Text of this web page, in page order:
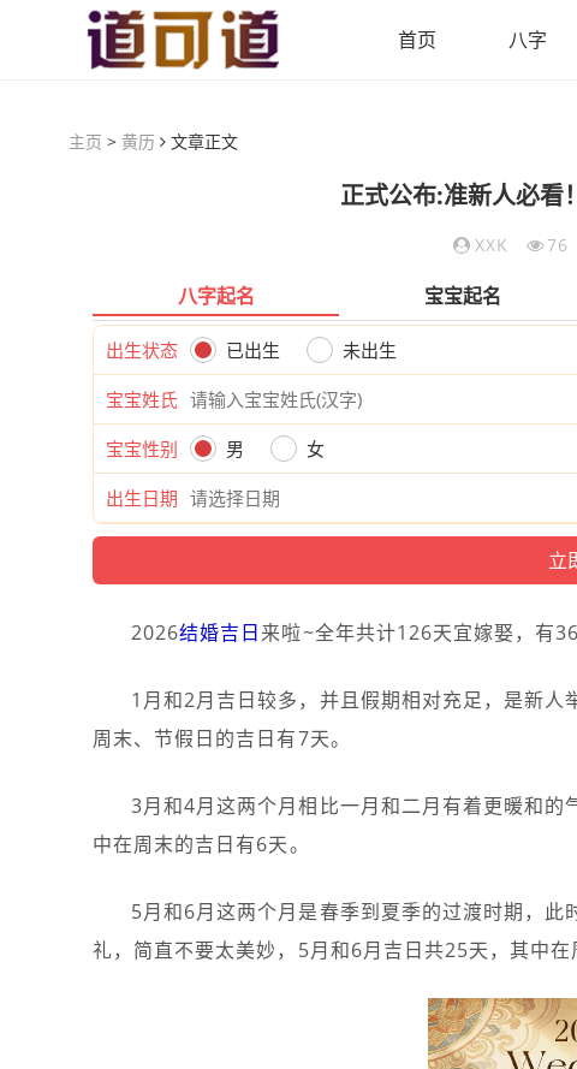
首页 八字
主页 > 黄历 文章正文
正式公布:准新人必看
XXK 76
八字起名 宝宝起名
出生状态 已出生 未出生
宝宝姓氏
宝宝性别 男 女
出生日期
2026结婚吉日来啦~全年共计126天宜嫁娶，有
1月和2月吉日较多，并且假期相对充足，是新
周末、节假日的吉日有7天。
3月和4月这两个月相比一月和二月有着更暖和
中在周末的吉日有6天。
5月和6月这两个月是春季到夏季的过渡时期，
礼，简直不要太美妙，5月和6月吉日共25天，其中在